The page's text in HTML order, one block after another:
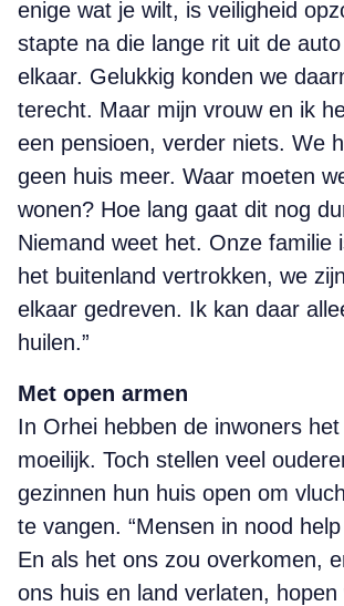
enige wat je wilt, is veiligheid
stapte na die lange rit uit de
elkaar. Gelukkig konden we
terecht. Maar mijn vrouw en ik
een pensioen, verder niets. We
geen huis meer. Waar moeten
wonen? Hoe lang gaat dit nog
Niemand weet het. Onze familie
het buitenland vertrokken, we
elkaar gedreven. Ik kan daar
huilen.”
Met open armen
In Orhei hebben de inwoners
moeilijk. Toch stellen veel
gezinnen hun huis open om
te vangen. “Mensen in nood
En als het ons zou overkomen,
ons huis en land verlaten,